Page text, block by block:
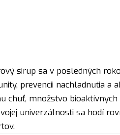
sirup sa v posledných
prevencii nachladnutia a
chuť, množstvo
univerzálnosti sa hodí